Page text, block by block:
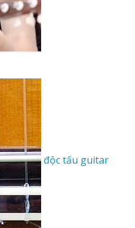
độc tấu guitar